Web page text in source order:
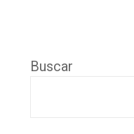
Buscar